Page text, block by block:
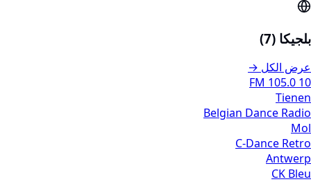
بلجيكا (7)
عرض الكل →
10 FM 105.0
Tienen
Belgian Dance Radio
Mol
C-Dance Retro
Antwerp
CK Bleu